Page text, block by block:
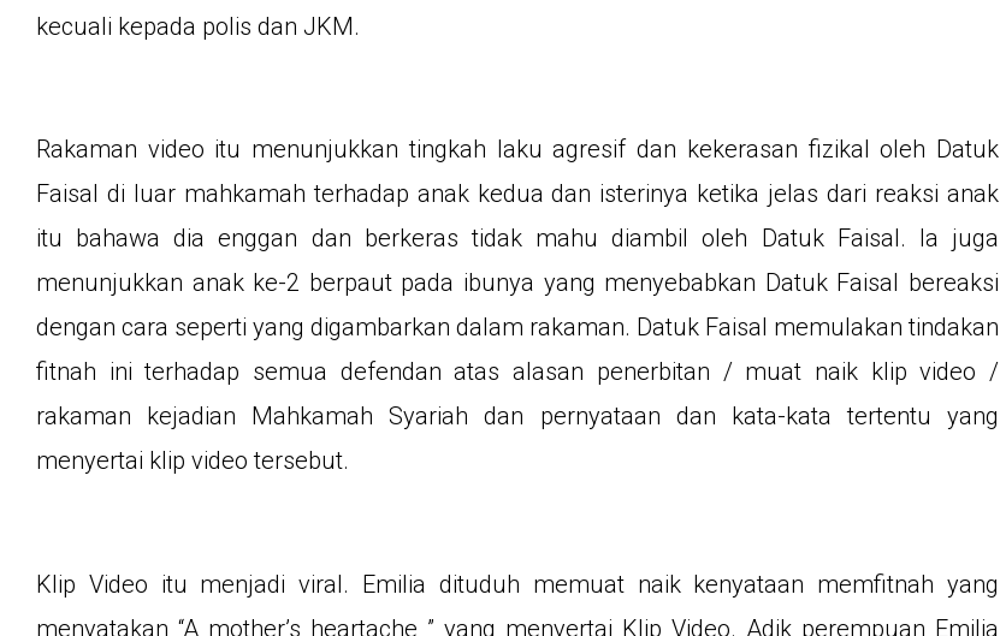
kecuali kepada polis dan JKM.
Rakaman video itu menunjukkan tingkah laku agresif dan kekerasan fizikal oleh Datuk
Faisal di luar mahkamah terhadap anak kedua dan isterinya ketika jelas dari reaksi anak
itu bahawa dia enggan dan berkeras tidak mahu diambil oleh Datuk Faisal. Ia juga
menunjukkan anak ke-2 berpaut pada ibunya yang menyebabkan Datuk Faisal bereaksi
dengan cara seperti yang digambarkan dalam rakaman. Datuk Faisal memulakan tindakan
fitnah ini terhadap semua defendan atas alasan penerbitan / muat naik klip video /
rakaman kejadian Mahkamah Syariah dan pernyataan dan kata-kata tertentu yang
menyertai klip video tersebut.
Klip Video itu menjadi viral. Emilia dituduh memuat naik kenyataan memfitnah yang
menyatakan “A mother’s heartache ” yang menyertai Klip Video. Adik perempuan Emilia